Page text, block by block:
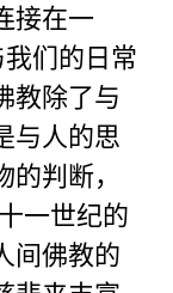
接在一
我们的日常
教除了与
与人的思
判断，
一世纪的
间佛教的